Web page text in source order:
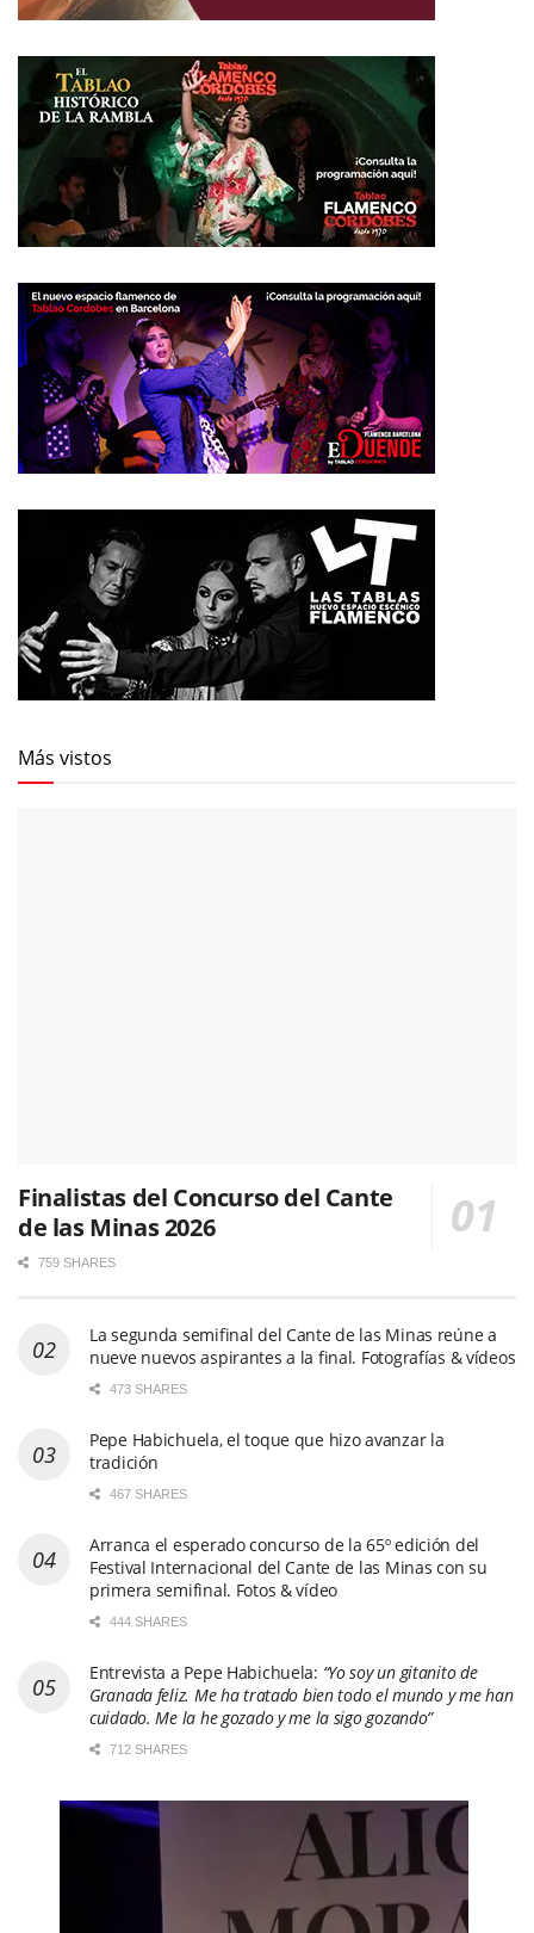
Más vistos
Finalistas del Concurso del Cante
de las Minas 2026
759 SHARES
La segunda semifinal del Cante de las Minas reúne a
nueve nuevos aspirantes a la final. Fotografías & vídeos
473 SHARES
Pepe Habichuela, el toque que hizo avanzar la
tradición
467 SHARES
Arranca el esperado concurso de la 65º edición del
Festival Internacional del Cante de las Minas con su
primera semifinal. Fotos & vídeo
444 SHARES
Entrevista a Pepe Habichuela: “Yo soy un gitanito de
Granada feliz. Me ha tratado bien todo el mundo y me han
cuidado. Me la he gozado y me la sigo gozando”
712 SHARES